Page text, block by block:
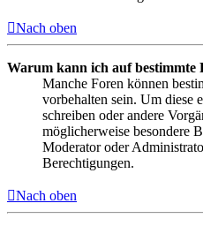
Nach oben
Warum kann ich auf bestimmte
Manche Foren können
vorbehalten sein. Um diese
schreiben oder andere
möglicherweise besondere
Moderator oder
Berechtigungen.
Nach oben